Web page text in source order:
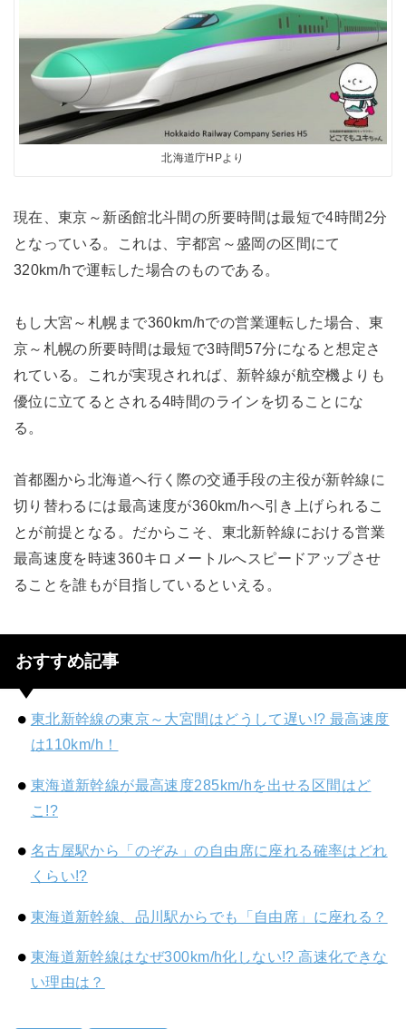
北海道庁HPより
現在、東京～新函館北斗間の所要時間は最短で4時間2分
となっている。これは、宇都宮～盛岡の区間にて
320km/hで運転した場合のものである。
もし大宮～札幌まで360km/hでの営業運転した場合、東
京～札幌の所要時間は最短で3時間57分になると想定さ
れている。これが実現されれば、新幹線が航空機よりも
優位に立てるとされる4時間のラインを切ることにな
る。
首都圏から北海道へ行く際の交通手段の主役が新幹線に
切り替わるには最高速度が360km/hへ引き上げられるこ
とが前提となる。だからこそ、東北新幹線における営業
最高速度を時速360キロメートルへスピードアップさせ
ることを誰もが目指しているといえる。
おすすめ記事
東北新幹線の東京～大宮間はどうして遅い!? 最高速度
は110km/h！
東海道新幹線が最高速度285km/hを出せる区間はど
こ!?
名古屋駅から「のぞみ」の自由席に座れる確率はどれ
くらい!?
東海道新幹線、品川駅からでも「自由席」に座れる？
東海道新幹線はなぜ300km/h化しない!? 高速化できな
い理由は？